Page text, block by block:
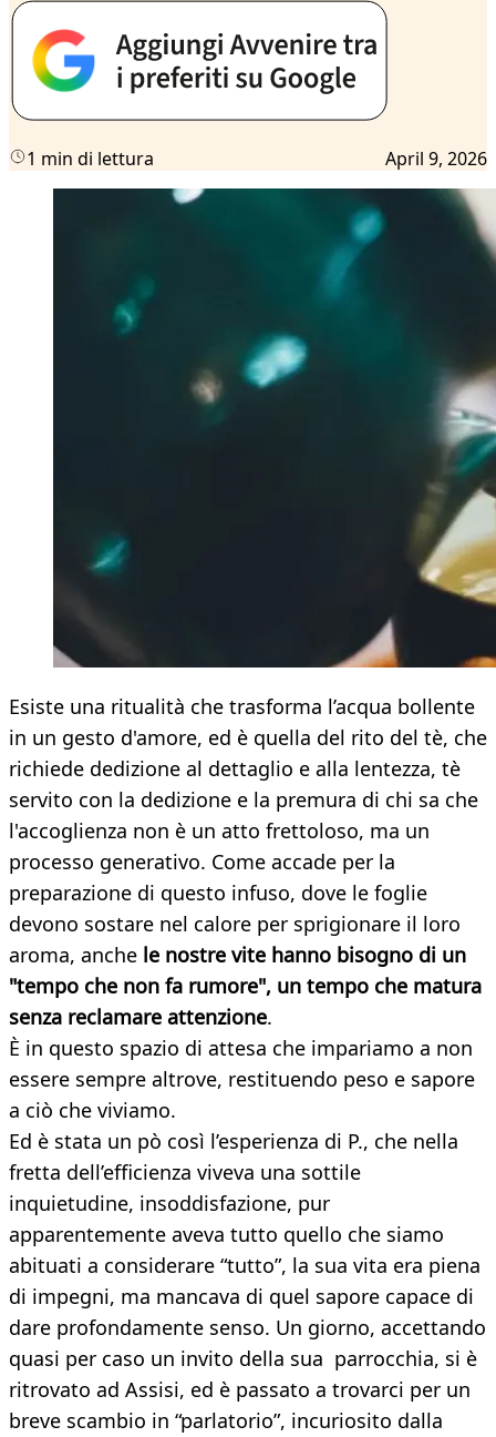
1 min di lettura April 9, 2026
Esiste una ritualità che trasforma l’acqua bollente
in un gesto d'amore, ed è quella del rito del tè, che
richiede dedizione al dettaglio e alla lentezza, tè
servito con la dedizione e la premura di chi sa che
l'accoglienza non è un atto frettoloso, ma un
processo generativo. Come accade per la
preparazione di questo infuso, dove le foglie
devono sostare nel calore per sprigionare il loro
aroma, anche le nostre vite hanno bisogno di un
"tempo che non fa rumore", un tempo che matura
senza reclamare attenzione.
È in questo spazio di attesa che impariamo a non
essere sempre altrove, restituendo peso e sapore
a ciò che viviamo.
Ed è stata un pò così l’esperienza di P., che nella
fretta dell’efficienza viveva una sottile
inquietudine, insoddisfazione, pur
apparentemente aveva tutto quello che siamo
abituati a considerare “tutto”, la sua vita era piena
di impegni, ma mancava di quel sapore capace di
dare profondamente senso. Un giorno, accettando
quasi per caso un invito della sua parrocchia, si è
ritrovato ad Assisi, ed è passato a trovarci per un
breve scambio in “parlatorio”, incuriosito dalla